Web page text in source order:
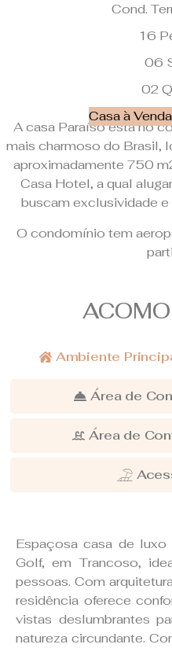
Cond.
16
06
02
Casa à
A casa Paraíso esta no
mais charmoso do Brasil,
aproximadamente 750
Casa Hotel, a qual
buscam exclusividade
O condomínio tem
Ambiente
Área de
Área de
Espaçosa casa de
Golf, em Trancoso,
pessoas. Com
residência oferece
vistas deslumbrantes
natureza circundante.